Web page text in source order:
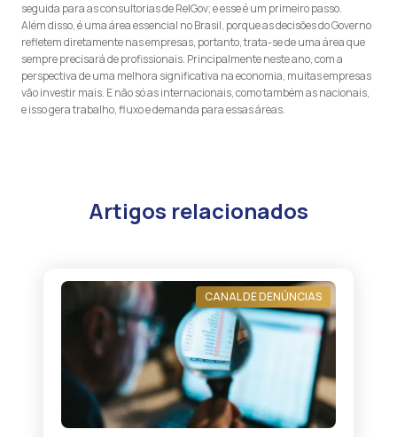
seguida para as consultorias de RelGov; e esse é um primeiro passo.
Além disso, é uma área essencial no Brasil, porque as decisões do Governo
refletem diretamente nas empresas, portanto, trata-se de uma área que
sempre precisará de profissionais. Principalmente neste ano, com a
perspectiva de uma melhora significativa na economia, muitas empresas
vão investir mais. E não só as internacionais, como também as nacionais,
e isso gera trabalho, fluxo e demanda para essas áreas.
Artigos relacionados
CANAL DE DENÚNCIAS